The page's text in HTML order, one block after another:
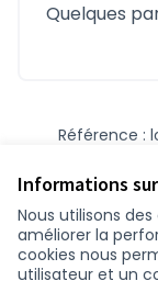
Informations
Nous utilisons
améliorer la
cookies nous
utilisateur et un
Quelques
Référence :
Conditions
Paramètres des